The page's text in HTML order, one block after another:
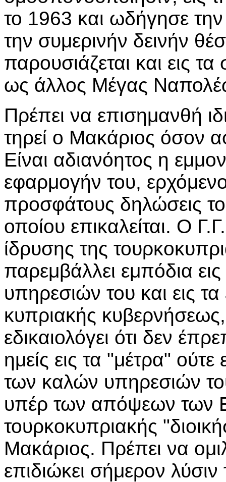
το 1963 και ωδήγησε
την συμερινήν δεινήν
παρουσιάζεται και εις
ως άλλος Μέγας
Πρέπει να επισημανθή
τηρεί ο Μακάριος όσον
Είναι αδιανόητος η
εφαρμογήν του,
προσφάτους δηλώσεις
οποίου επικαλείται. Ο
ίδρυσης της
παρεμβάλλει εμπόδια
υπηρεσιών του και εις τα
κυπριακής
εδικαιολόγει ότι δεν
ημείς εις τα "μέτρα"
των καλών υπηρεσιών
υπέρ των απόψεων των
τουρκοκυπριακής
Μακάριος. Πρέπει να
επιδιώκει σήμερον